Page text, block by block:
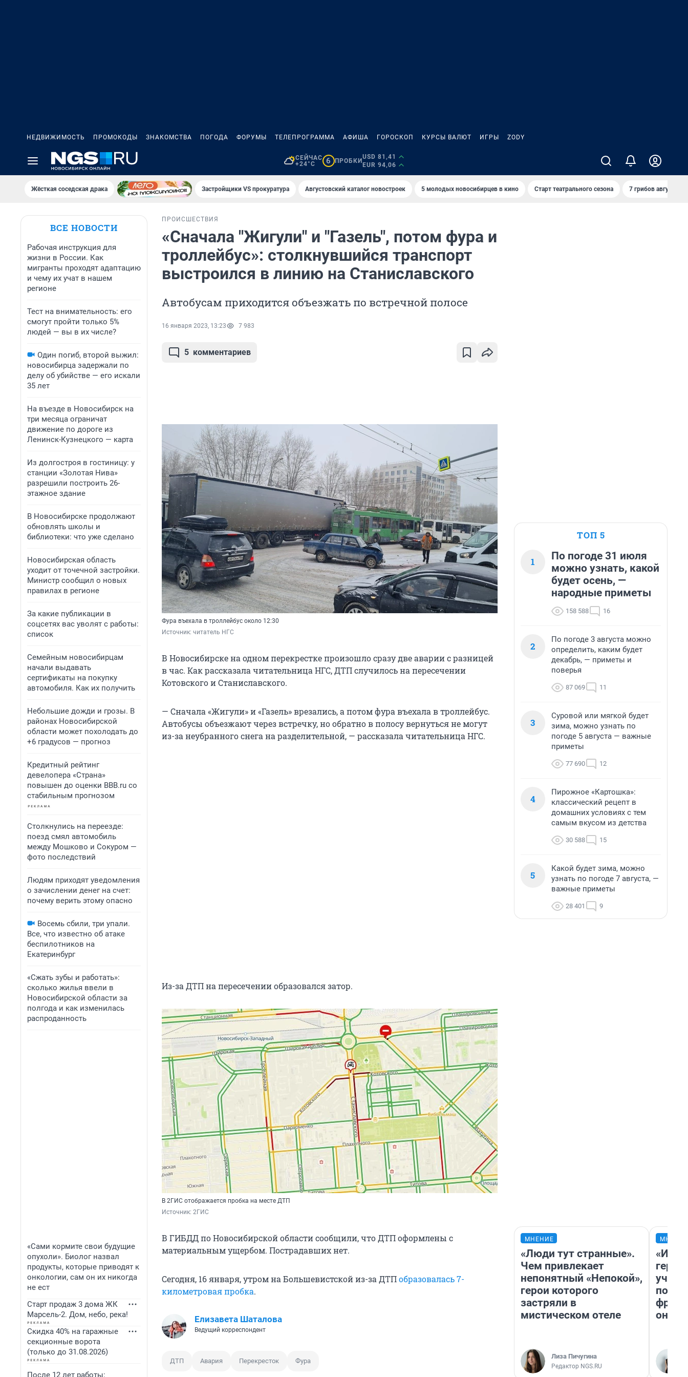
НЕДВИЖИМОСТЬ ПРОМОКОДЫ ЗНАКОМСТВА ПОГОДА ФОРУМЫ ТЕЛЕПРОГРАММА АФИША ГОРОСКОП КУРСЫ ВАЛЮТ ИГРЫ ZODY
СЕЙЧАС
+24°C
6 ПРОБКИ
USD 81,41
EUR 94,06
Жёсткая соседская драка Застройщики VS прокуратура Августовский каталог новостроек 5 молодых новосибирцев в кино Старт театрального сезона 7 грибов августа
ВСЕ НОВОСТИ
Рабочая инструкция для
жизни в России. Как
мигранты проходят адаптацию
и чему их учат в нашем
регионе
Тест на внимательность: его
смогут пройти только 5%
людей — вы в их числе?
Один погиб, второй выжил:
новосибирца задержали по
делу об убийстве — его искали
35 лет
На въезде в Новосибирск на
три месяца ограничат
движение по дороге из
Ленинск-Кузнецкого — карта
Из долгостроя в гостиницу: у
станции «Золотая Нива»
разрешили построить 26-
этажное здание
В Новосибирске продолжают
обновлять школы и
библиотеки: что уже сделано
Новосибирская область
уходит от точечной застройки.
Министр сообщил о новых
правилах в регионе
За какие публикации в
соцсетях вас уволят с работы:
список
Семейным новосибирцам
начали выдавать
сертификаты на покупку
автомобиля. Как их получить
Небольшие дожди и грозы. В
районах Новосибирской
области может похолодать до
+6 градусов — прогноз
Кредитный рейтинг
девелопера «Страна»
повышен до оценки BBB.ru со
стабильным прогнозом
Столкнулись на переезде:
поезд смял автомобиль
между Мошково и Сокуром —
фото последствий
Людям приходят уведомления
о зачислении денег на счет:
почему верить этому опасно
Восемь сбили, три упали.
Все, что известно об атаке
беспилотников на
Екатеринбург
«Сжать зубы и работать»:
сколько жилья ввели в
Новосибирской области за
полгода и как изменилась
распроданность
«Сами кормите свои будущие
опухоли». Биолог назвал
продукты, которые приводят к
онкологии, сам он их никогда
не ест
Старт продаж 3 дома ЖК
Марсель-2. Дом, небо, река!
Скидка 40% на гаражные
секционные ворота
(только до 31.08.2026)
После 12 лет работы:
ПРОИСШЕСТВИЯ
«Сначала "Жигули" и "Газель", потом фура и
троллейбус»: столкнувшийся транспорт
выстроился в линию на Станиславского
Автобусам приходится объезжать по встречной полосе
16 января 2023, 13:23 7 983
5 комментариев
Фура въехала в троллейбус около 12:30
Источник: читатель НГС
В Новосибирске на одном перекрестке произошло сразу две аварии с разницей
в час. Как рассказала читательница НГС, ДТП случилось на пересечении
Котовского и Станиславского.
— Сначала «Жигули» и «Газель» врезались, а потом фура въехала в троллейбус.
Автобусы объезжают через встречку, но обратно в полосу вернуться не могут
из-за неубранного снега на разделительной, — рассказала читательница НГС.
Из-за ДТП на пересечении образовался затор.
В 2ГИС отображается пробка на месте ДТП
Источник: 2ГИС
В ГИБДД по Новосибирской области сообщили, что ДТП оформлены с
материальным ущербом. Пострадавших нет.
Сегодня, 16 января, утром на Большевистской из-за ДТПобразовалась 7-
километровая пробка.
Елизавета Шаталова
Ведущий корреспондент
ДТП Авария Перекресток Фура
ТОП 5
1
По погоде 31 июля
можно узнать, какой
будет осень, —
народные приметы
158 588 16
2
По погоде 3 августа можно
определить, каким будет
декабрь, — приметы и
поверья
87 069 11
3
Суровой или мягкой будет
зима, можно узнать по
погоде 5 августа — важные
приметы
77 690 12
4
Пирожное «Картошка»:
классический рецепт в
домашних условиях с тем
самым вкусом из детства
30 588 15
5
Какой будет зима, можно
узнать по погоде 7 августа, —
важные приметы
28 401 9
МНЕНИЕ
«Люди тут странные».
Чем привлекает
непонятный «Непокой»,
герои которого
застряли в
мистическом отеле
Лиза Пичугина
Редактор NGS.RU
учит
она